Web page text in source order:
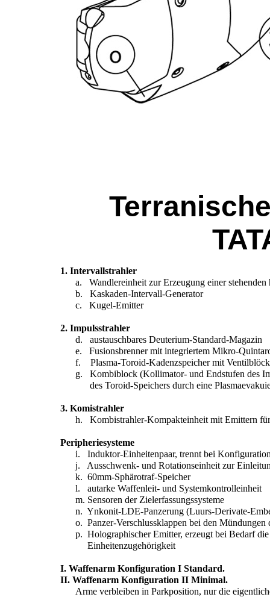
1. Intervallstrahler
a. Wandlereinheit zur Erzeugung einer
b. Kaskaden-Intervall-Generator
c. Kugel-Emitter
2. Impulsstrahler
d. austauschbares Deuterium-Standard-Magazin
e. Fusionsbrenner mit integriertem Mikro-
f. Plasma-Toroid-Kadenzspeicher mit
g. Kombiblock (Kollimator- und Endstufen des
des Toroid-Speichers durch eine
3. Komistrahler
h. Kombistrahler-Kompakteinheit mit Emittern
Peripheriesysteme
i. Induktor-Einheitenpaar, trennt bei
j. Ausschwenk- und Rotationseinheit zur
k. 60mm-Sphärotraf-Speicher
l. autarke Waffenleit- und Systemkontrolleinheit
m. Sensoren der Zielerfassungssysteme
n. Ynkonit-LDE-Panzerung (Luurs-Derivate-
o. Panzer-Verschlussklappen bei den
p. Holographischer Emitter, erzeugt bei Bedarf
Einheitenzugehörigkeit
I. Waffenarm Konfiguration I Standard.
II. Waffenarm Konfiguration II Minimal.
Arme verbleiben in Parkposition, nur die